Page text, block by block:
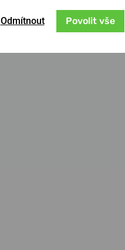
Odmítnout Povolit vše